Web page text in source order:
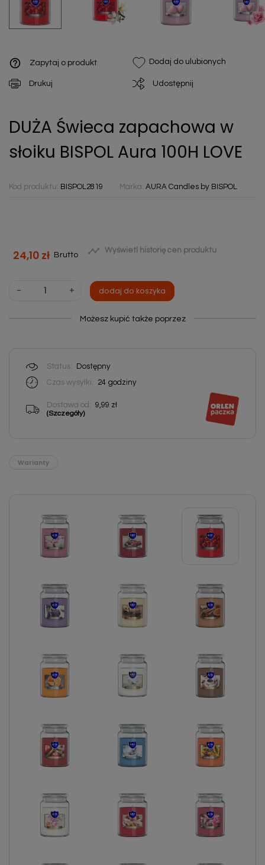
help_outline Zapytaj o produkt Dodaj do ulubionych
Drukuj Udostępnij
DUŻA Świeca zapachowa w
słoiku BISPOL Aura 100H LOVE
Kod produktu: BISPOL2819 Marka: AURA Candles by BISPOL
24,10 zł Brutto  Wyświetl historię cen produktu
- + dodaj do koszyka
Możesz kupić także poprzez
Status:
Dostępny
Czas wysyłki:
24 godziny
Dostawa od: 9,99 zł
(Szczegóły)
Warianty